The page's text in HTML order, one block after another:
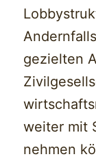
gezielten
weiter mit
nehmen